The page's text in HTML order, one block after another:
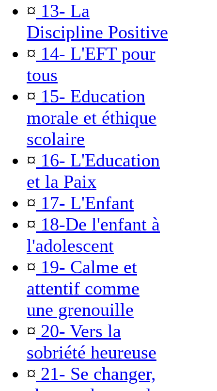
¤ 13- La
Discipline Positive
¤ 14- L'EFT pour
tous
¤ 15- Education
morale et éthique
scolaire
¤ 16- L'Education
et la Paix
¤ 17- L'Enfant
¤ 18-De l'enfant à
l'adolescent
¤ 19- Calme et
attentif comme
une grenouille
¤ 20- Vers la
sobriété heureuse
¤ 21- Se changer,